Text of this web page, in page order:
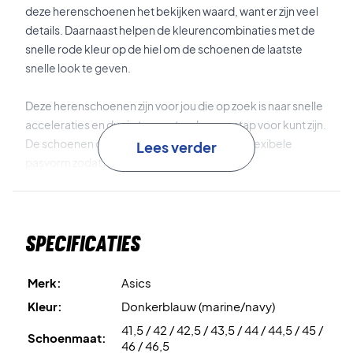
deze herenschoenen het bekijken waard, want er zijn veel
details. Daarnaast helpen de kleurencombinaties met de
snelle rode kleur op de hiel om de schoenen de laatste
snelle look te geven.
Deze herenschoenen zijn voor jou die op zoek is naar snelle
acceleraties en dus je tegenstander een stap voor kunt zijn.
De schoenen combineren stabiliteit en een flexibele
pasvorm zodat je elke bal kunt bereiken.
een betere pasvorm.
mate van veiligheid en stabiliteit in je voorvoet wanneer je
TWISTRUSS® _
de technologie die in de tussenzool van de
Lees verder
Specificaties
Merk:
Asics
Kleur:
Donkerblauw (marine/navy)
Schoenmaat:
41,5 / 42 / 42,5 / 43,5 / 44 / 44,5 / 45 /
46 / 46,5